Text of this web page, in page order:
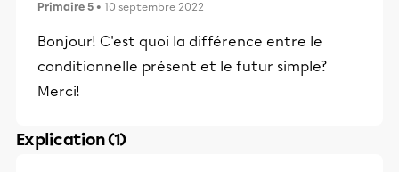
Primaire 5 • 10 septembre 2022
Bonjour! C'est quoi la différence entre le
conditionnelle présent et le futur simple?
Merci!
Explication (1)